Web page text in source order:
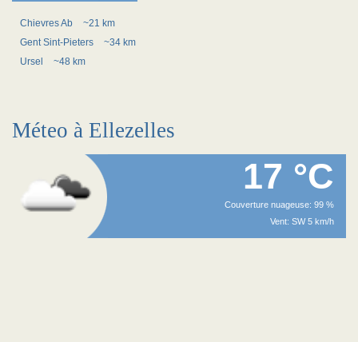
Chievres Ab
~21 km
Gent Sint-Pieters
~34 km
Ursel
~48 km
Méteo à Ellezelles
17 °C
Couverture nuageuse: 99 %
Vent: SW 5 km/h